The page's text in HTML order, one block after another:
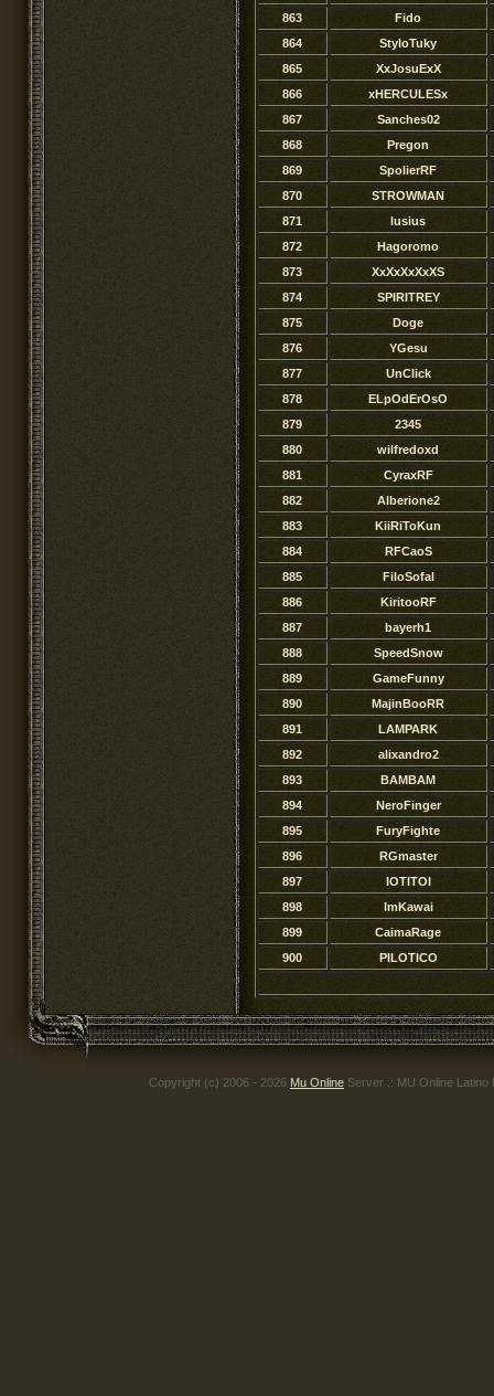
863
Fido
864
StyloTuky
865
XxJosuExX
866
xHERCULESx
867
Sanches02
868
Pregon
869
SpolierRF
870
STROWMAN
871
lusius
872
Hagoromo
873
XxXxXxXxXS
874
SPIRITREY
875
Doge
876
YGesu
877
UnClick
878
ELpOdErOsO
879
2345
880
wilfredoxd
881
CyraxRF
882
Alberione2
883
KiiRiToKun
884
RFCaoS
885
FiloSofal
886
KiritooRF
887
bayerh1
888
SpeedSnow
889
GameFunny
890
MajinBooRR
891
LAMPARK
892
alixandro2
893
BAMBAM
894
NeroFinger
895
FuryFighte
896
RGmaster
897
IOTITOI
898
ImKawai
899
CaimaRage
900
PILOTICO
Copyright (c) 2006 - 2026 Mu Online Server .: MU Online